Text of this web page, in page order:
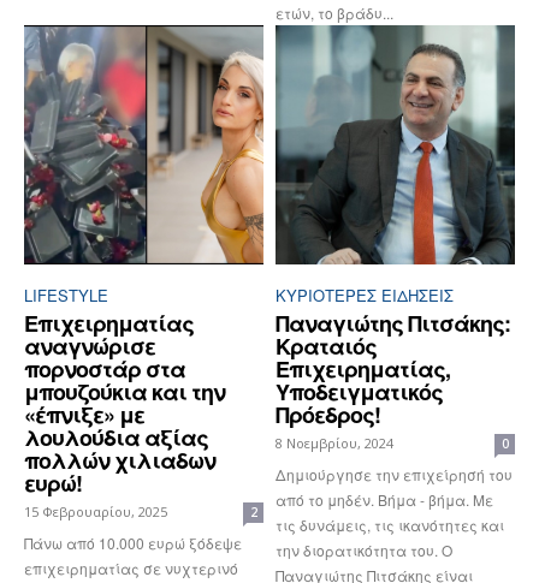
ετών, το βράδυ...
LIFESTYLE
Επιχειρηματίας
αναγνώρισε
πορνοστάρ στα
μπουζούκια και την
«έπνιξε» με
λουλούδια αξίας
πολλών χιλιαδων
ευρώ!
15 Φεβρουαρίου, 2025 2
Πάνω από 10.000 ευρώ ξόδεψε
επιχειρηματίας σε νυχτερινό
ΚΥΡΙΌΤΕΡΕΣ ΕΙΔΉΣΕΙΣ
Παναγιώτης Πιτσάκης:
Κραταιός
Επιχειρηματίας,
Υποδειγματικός
Πρόεδρος!
8 Νοεμβρίου, 2024 0
Δημιούργησε την επιχείρησή του
από το μηδέν. Βήμα - βήμα. Με
τις δυνάμεις, τις ικανότητες και
την διορατικότητα του. Ο
Παναγιώτης Πιτσάκης είναι